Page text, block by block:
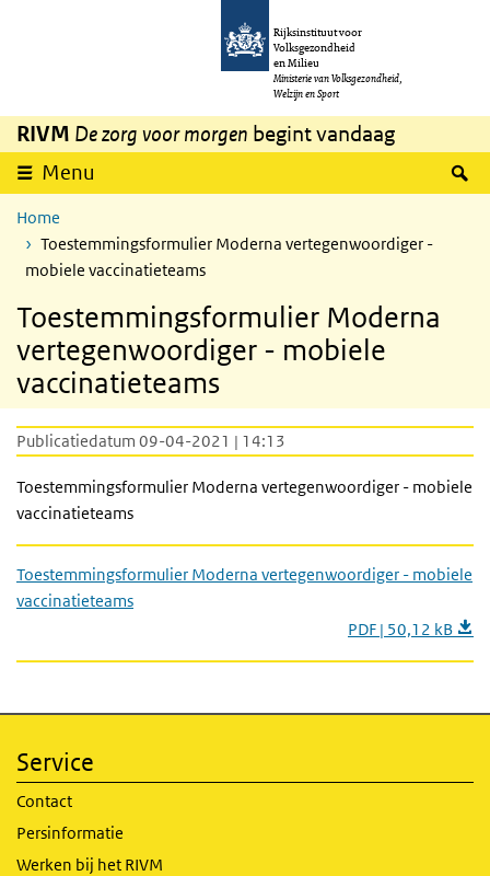
Overslaan en naar de inhoud gaan
Rijksinstituut voor
Volksgezondheid
en Milieu
Ministerie van Volksgezondheid,
Welzijn en Sport
RIVM De zorg voor morgen begint vandaag
Menu
Home
Toestemmingsformulier Moderna vertegenwoordiger -
mobiele vaccinatieteams
Toestemmingsformulier Moderna
vertegenwoordiger - mobiele
vaccinatieteams
Publicatiedatum 09-04-2021 | 14:13
Toestemmingsformulier Moderna vertegenwoordiger - mobiele
vaccinatieteams
Toestemmingsformulier Moderna vertegenwoordiger - mobiele
vaccinatieteams
PDF | 50,12 kB
Service
Contact
Persinformatie
Werken bij het RIVM